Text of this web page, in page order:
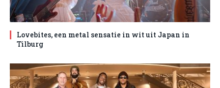
Lovebites, een metal sensatie in wit uit Japan in
Tilburg